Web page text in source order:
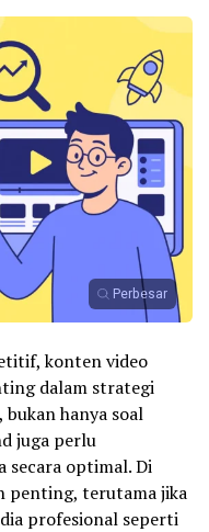
Perbesar
konten video
dalam strategi
bukan hanya soal
juga perlu
secara optimal. Di
penting, terutama jika
profesional seperti